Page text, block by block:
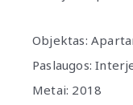
Objektas:
Paslaugos:
Metai: 2018